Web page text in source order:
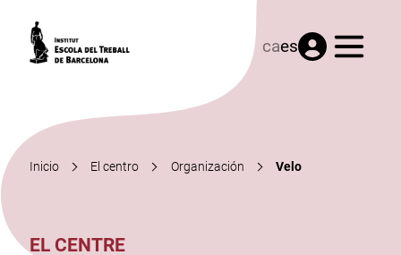
caes Menú
Inicio El centro Organización Velo
EL CENTRE